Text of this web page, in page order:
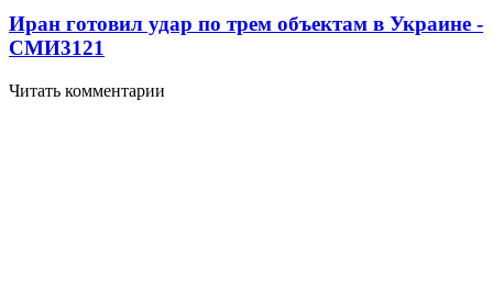
Иран готовил удар по трем объектам в Украине -
СМИ3121
Читать комментарии